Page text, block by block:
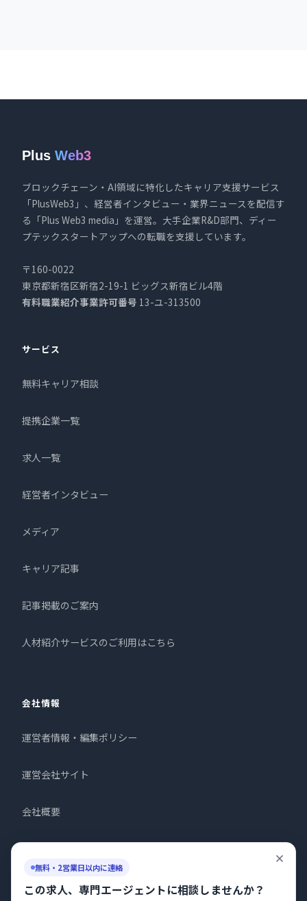
無料・2営業日以内に連絡
この求人、専門エージェントに相談しませんか？
Plus Web3
ブロックチェーン・AI領域に特化したキャリア支援サービス
「PlusWeb3」、経営者インタビュー・業界ニュースを配信す
る「Plus Web3 media」を運営。大手企業R&D部門、ディー
プテックスタートアップへの転職を支援しています。
〒160-0022
東京都新宿区新宿2-19-1 ビッグス新宿ビル4階
有料職業紹介事業許可番号 13-ユ-313500
サービス
無料キャリア相談
提携企業一覧
求人一覧
経営者インタビュー
メディア
キャリア記事
記事掲載のご案内
人材紹介サービスのご利用はこちら
会社情報
運営者情報・編集ポリシー
運営会社サイト
会社概要
プライバシーポリシー